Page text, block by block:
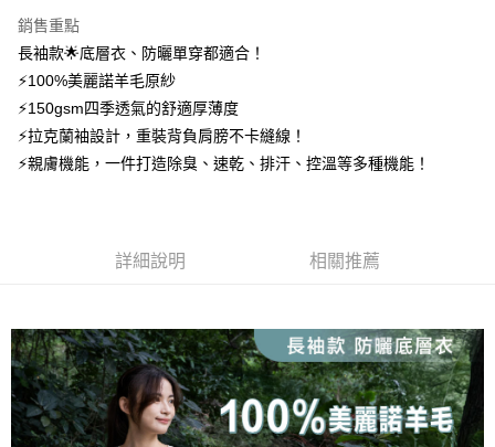
台新國際商業銀行
台灣樂天信用卡公司
元大商業銀行
玉山商業銀行
台灣樂天信用卡公司
聯邦商業銀行
元大商業銀行
玉山商業銀行
台新國際商業銀行
台灣樂天信用卡公司
台中商業銀行
華泰商業銀行
遠東國際商業銀行
永豐商業銀行
星展（台灣）商業銀行
中國信託商業銀行
台灣樂天信用卡公司
悠遊付
大哥付你分期
相關說明
【大哥付你分期使用說明】
1.本服務由台灣大哥大提供，台灣大哥大用戶可立即使用無須另外申請。
4.訂單成立30分鐘內，如未前往確認交易或遇審核未通過，訂單將自動取
1.分期款項不併入電信帳單，「大哥付你分期」於每月結算日後寄送繳費提
醒簡訊。
2.透過簡訊連結打開帳單後，可選擇「超商條碼／台灣大直營門市／銀行轉
帳／街口支付／iPASS MONEY」等通路繳費。
【注意事項】
AFTEE先享後付
１．簡單：不需註冊會員、不需綁卡、不需儲值。
【「AFTEE先享後付」結帳流程】
１．於結帳方式選擇「AFTEE先享後付」後，將跳轉至「AFTEE先享後付」
結帳頁面，進行簡訊認證並確認金額後，即可完成結帳。
２．訂單成立數日內，您將收到繳費通知簡訊。
３．收到繳費通知簡訊後14天內，點擊此簡訊中的連結，可透過四大超商／
每筆NT$100，滿NT$1,000(含以上)免運費
付款後全家取貨
每筆NT$100，滿NT$1,000(含以上)免運費
銷售重點
長袖款🌟底層衣、防曬單穿都適合！
⚡100%美麗諾羊毛原紗
⚡150gsm四季透氣的舒適厚薄度
⚡拉克蘭袖設計，重裝背負肩膀不卡縫線！
⚡親膚機能，一件打造除臭、速乾、排汗、控溫等多種機能！
詳細說明 相關推薦